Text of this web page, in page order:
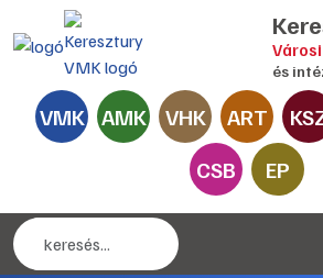
és
VMK AMK VHK ART
CSB
EP